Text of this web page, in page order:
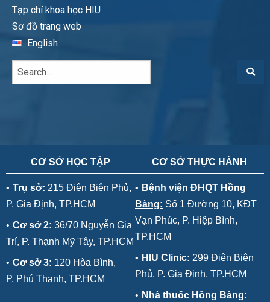
Tạp chí khoa học HIU
Sơ đồ trang web
English
CƠ SỞ HỌC TẬP
• Trụ sở: 215 Điện Biên Phủ,
P. Gia Định, TP.HCM
• Cơ sở 2: 36/70 Nguyễn Gia
Trí, P. Thạnh Mỹ Tây, TP.HCM
• Cơ sở 3: 120 Hòa Bình,
P. Phú Thạnh, TP.HCM
CƠ SỞ THỰC HÀNH
• Bệnh viện ĐHQT Hồng
Bàng: Số 1 Đường 10, KĐT
Vạn Phúc, P. Hiệp Bình,
TP.HCM
• HIU Clinic: 299 Điện Biên
Phủ, P. Gia Định, TP.HCM
• Nhà thuốc Hồng Bàng: